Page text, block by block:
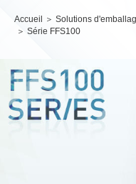
Accueil Solutions
Série FFS100